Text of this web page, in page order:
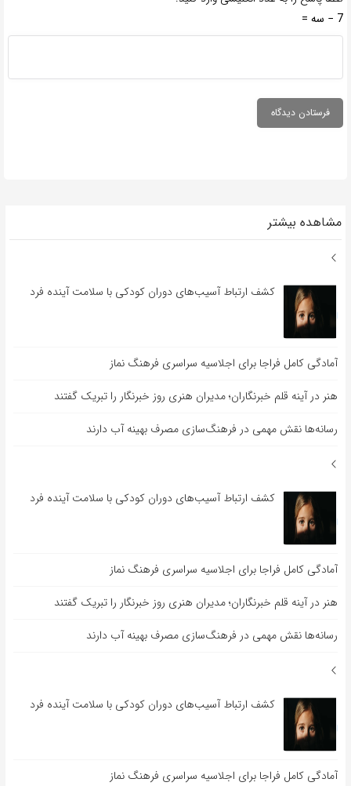
7 − سه =
مشاهده بیشتر
کشف ارتباط آسیب‌های دوران کودکی با سلامت آینده فرد
آمادگی کامل فراجا برای اجلاسیه سراسری فرهنگ نماز
هنر در آینه قلم خبرنگاران؛ مدیران هنری روز خبرنگار را تبریک گفتند
رسانه‌ها نقش مهمی در فرهنگ‌سازی مصرف بهینه آب دارند
کشف ارتباط آسیب‌های دوران کودکی با سلامت آینده فرد
آمادگی کامل فراجا برای اجلاسیه سراسری فرهنگ نماز
هنر در آینه قلم خبرنگاران؛ مدیران هنری روز خبرنگار را تبریک گفتند
رسانه‌ها نقش مهمی در فرهنگ‌سازی مصرف بهینه آب دارند
کشف ارتباط آسیب‌های دوران کودکی با سلامت آینده فرد
آمادگی کامل فراجا برای اجلاسیه سراسری فرهنگ نماز